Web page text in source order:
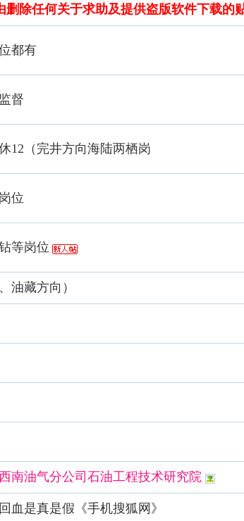
删除任何关于求助及提供盗版软件下载的
都有
督
12（完井方向海陆两栖岗
位
等岗位
油藏方向）
南油气分公司石油工程技术研究院
血是真是假《手机搜狐网》